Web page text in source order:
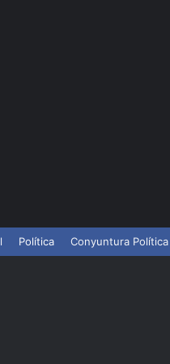
la Línea 1 del Teleférico de
Política Conyuntura Política